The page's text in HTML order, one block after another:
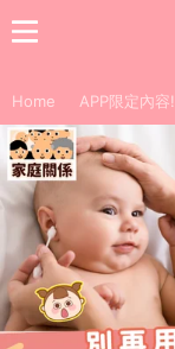
Home APP限定內容!